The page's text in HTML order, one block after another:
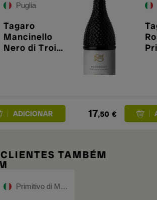
Puglia
Tagaro
Mancinello
Nero di Troia
17,50 €
TAMBÉM
Primitivo di Manduria DOC